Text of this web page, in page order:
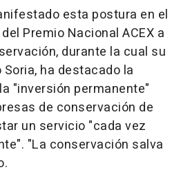
esta postura en el
Premio Nacional ACEX a
durante la cual su
ha destacado la
"inversión permanente"
de conservación de
un servicio "cada vez
"La conservación salva